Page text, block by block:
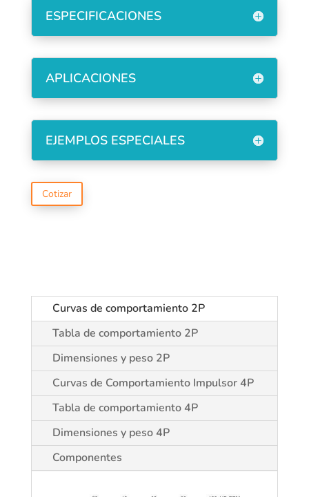
ESPECIFICACIONES
APLICACIONES
EJEMPLOS ESPECIALES
Cotizar
Curvas de comportamiento 2P
Tabla de comportamiento 2P
Dimensiones y peso 2P
Curvas de Comportamiento Impulsor 4P
Tabla de comportamiento 4P
Dimensiones y peso 4P
Componentes